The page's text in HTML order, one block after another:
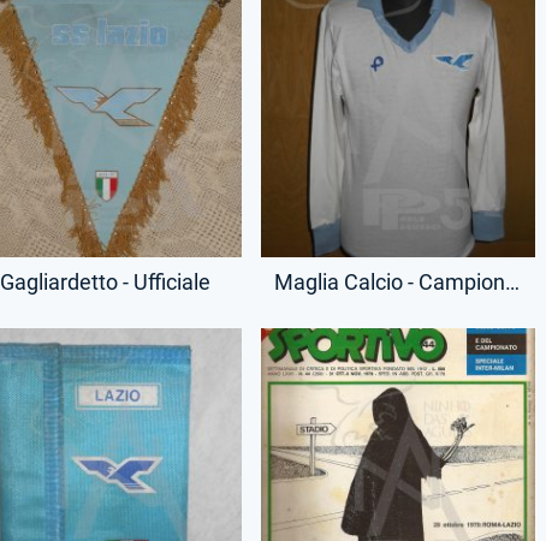
Gagliardetto - Ufficiale Maglia Calcio - Campionato Serie A - Bruno Giordano - 9 - (Fronte)